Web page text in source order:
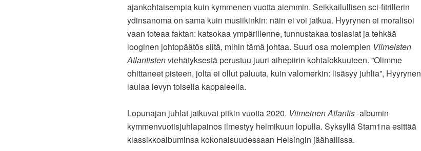
ajankohtaisempia kuin kymmenen vuotta aiemmin. Seikkailullisen sci-fitrillerin
ydinsanoma on sama kuin musiikinkin: näin ei voi jatkua. Hyyrynen ei moralisoi
vaan toteaa faktan: katsokaa ympärillenne, tunnustakaa tosiasiat ja tehkää
looginen johtopäätös siitä, mihin tämä johtaa. Suuri osa molempien Viimeisten
Atlantistenviehätyksestä perustuu juuri aihepiirin kohtalokkuuteen. ”Olimme
ohittaneet pisteen, jolta ei ollut paluuta, kuin valomerkin: lisäsyy juhlia”, Hyyrynen
laulaa levyn toisella kappaleella.
Lopunajan juhlat jatkuvat pitkin vuotta 2020. Viimeinen Atlantis-albumin
kymmenvuotisjuhlapainos ilmestyy helmikuun lopulla. Syksyllä Stam1na esittää
klassikkoalbuminsa kokonaisuudessaan Helsingin jäähallissa.